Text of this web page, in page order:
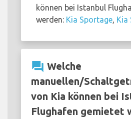
können bei Istanbul
werden: Kia Sportage Kia
question_answer Welche
manuellen/
von Kia können bei
Flughafen gemietet